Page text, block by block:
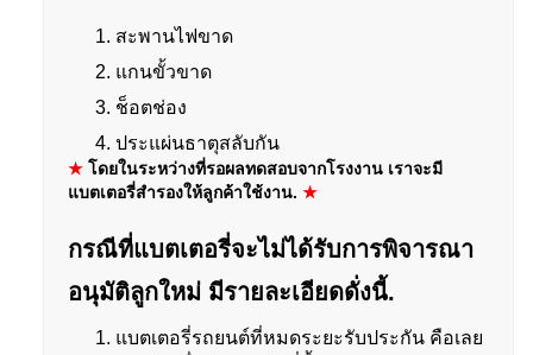
สะพานไฟขาด
แกนขั้วขาด
ช็อตช่อง
ประแผ่นธาตุสลับกัน
★ โดยในระหว่างที่รอผลทดสอบจากโรงงาน เราจะมี
แบตเตอรี่สำรองให้ลูกค้าใช้งาน. ★
กรณีที่แบตเตอรี่จะไม่ได้รับการพิจารณา
อนุมัติลูกใหม่ มีรายละเอียดดั่งนี้.
แบตเตอรี่รถยนต์ที่หมดระยะรับประกัน คือเลย